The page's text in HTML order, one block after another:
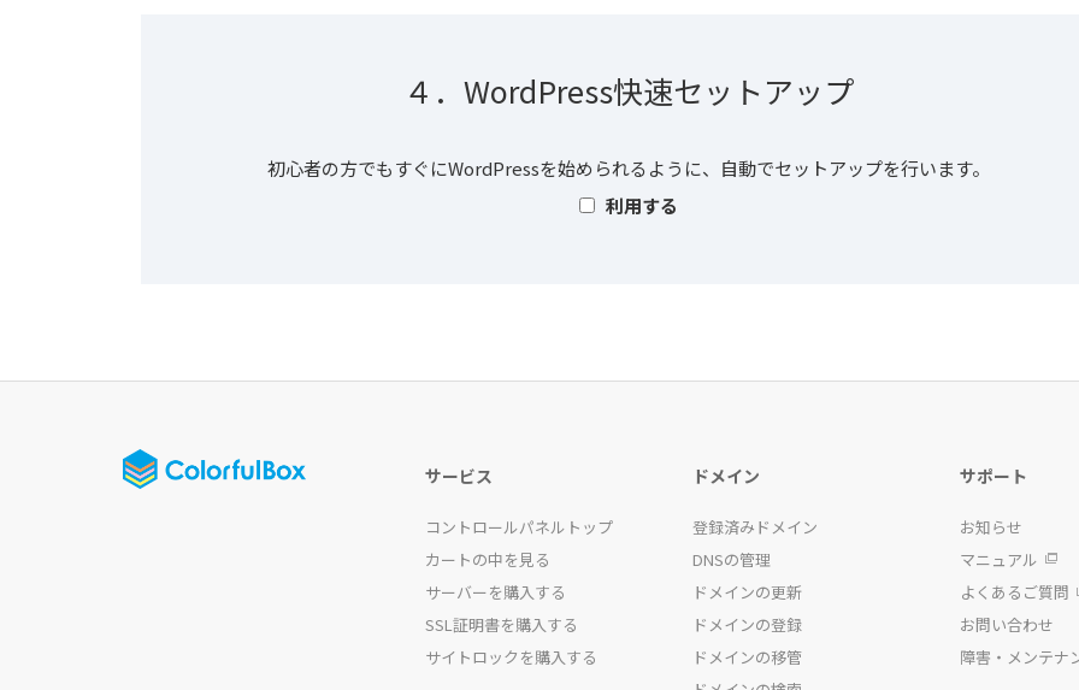
４．WordPress快速セットアップ
初心者の方でもすぐにWordPressを始められるように、自動でセットアップを行います。
利用する
サービス
コントロールパネルトップ
カートの中を見る
サーバーを購入する
SSL証明書を購入する
サイトロックを購入する
ドメイン
登録済みドメイン
DNSの管理
ドメインの更新
ドメインの登録
ドメインの移管
サポート
お知らせ
マニュアル
よくあるご質問
お問い合わせ
障害・メンテナ